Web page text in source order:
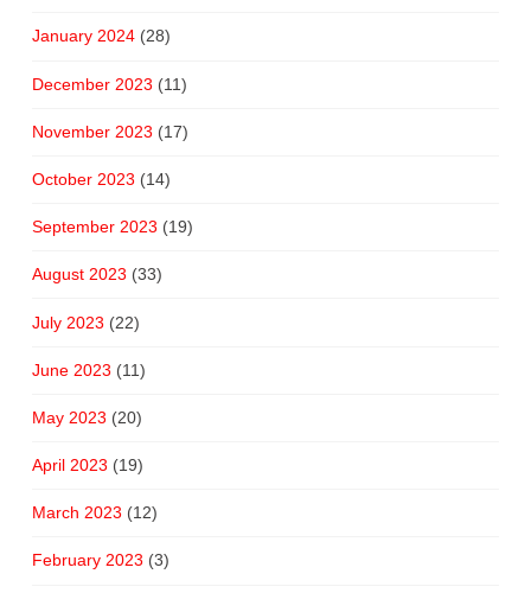
January 2024(28)
December 2023 (11)
November 2023 (17)
October 2023 (14)
September 2023 (19)
August 2023 (33)
July 2023 (22)
June 2023 (11)
May 2023 (20)
April 2023 (19)
March 2023 (12)
February 2023 (3)